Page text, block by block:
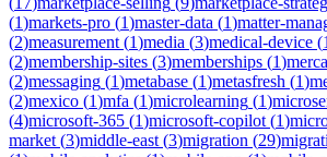
(1)markets-pro (1)master-data (1)matter-
(2)measurement (1)media (3)medical-device (1
(2)membership-sites (3)memberships (1)
(2)messaging (1)metabase (1)metasfresh (1)
(2)mexico (1)mfa (1)microlearning (1)
(4)microsoft-365 (1)microsoft-copilot (1)
market (3)middle-east (3)migration (29)